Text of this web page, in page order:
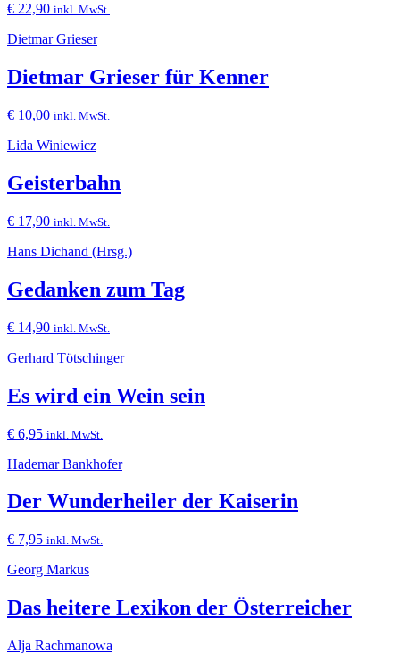
€ 22,90 inkl. MwSt.
Dietmar Grieser
Dietmar Grieser für Kenner
€ 10,00 inkl. MwSt.
Lida Winiewicz
Geisterbahn
€ 17,90 inkl. MwSt.
Hans Dichand (Hrsg.)
Gedanken zum Tag
€ 14,90 inkl. MwSt.
Gerhard Tötschinger
Es wird ein Wein sein
€ 6,95 inkl. MwSt.
Hademar Bankhofer
Der Wunderheiler der Kaiserin
€ 7,95 inkl. MwSt.
Georg Markus
Das heitere Lexikon der Österreicher
Alja Rachmanowa